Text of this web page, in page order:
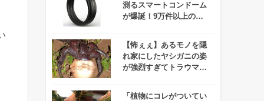
測るスマートコンドーム
が爆誕！9万件以上の予
【怖ぇぇ】あるモノを隠
れ家にしたヤシガニの姿
が強烈すぎてトラウマに
「植物にコレがついてい